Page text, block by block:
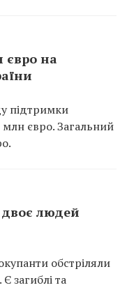
євро на
підтримки
млн євро. Загальний
двоє людей
обстріляли
загиблі та